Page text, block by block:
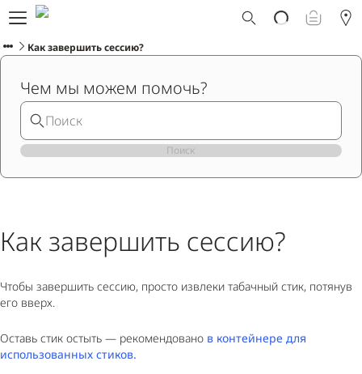
Что такое Ploom AURA?
Каталог
Смарт Апгрейд
Служба поддержки Ploom
Взять в прокат устройство
Фирменные магазины
Как завершить сессию?
Чем мы можем помочь?
Поиск
Как завершить сессию?
Чтобы завершить сессию, просто извлеки табачный стик, потянув
его вверх.
Оставь стик остыть — рекомендовано в контейнере для
использованных стиков.